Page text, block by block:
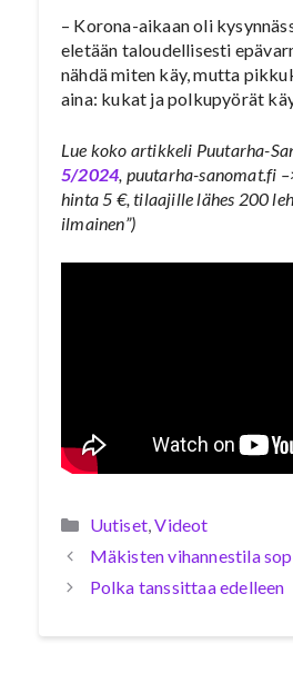
– Korona-aikaan oli
eletään taloudellisesti
nähdä miten käy, mutta
aina: kukat ja polkupyörät
Lue koko artikkeli Puutarha-
5/2024, puutarha-sanomat.fi
hinta 5 €, tilaajille lähes 200
ilmainen”)
Kategoriat
Uutiset,Videot
Mäkisten vihannestila
Polka tanssittaa edelleen